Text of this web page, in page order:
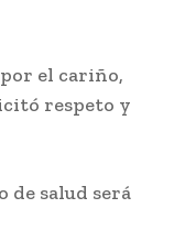
el cariño,
respeto y
de salud será